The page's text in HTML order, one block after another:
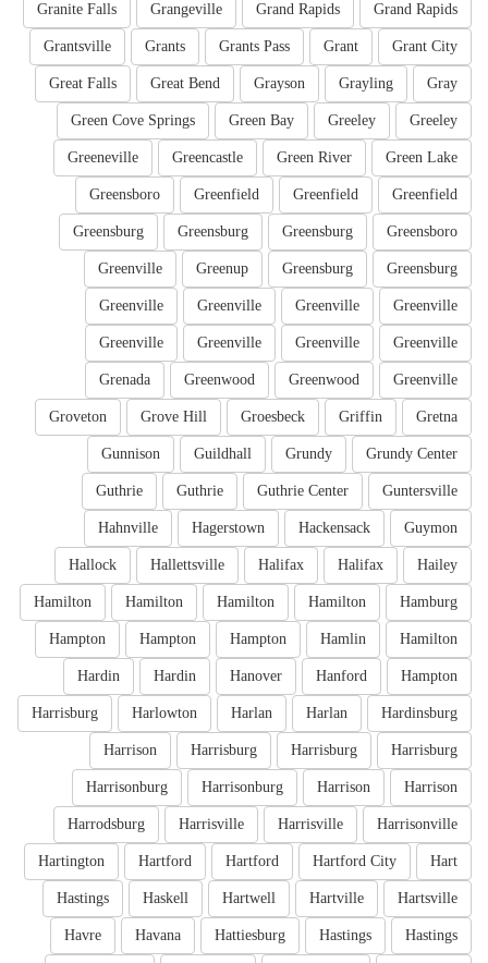
Grand Rapids
Grand Rapids
Grangeville
Granite Falls
Grant City
Grant
Grants Pass
Grants
Grantsville
Gray
Grayling
Grayson
Great Bend
Great Falls
Greeley
Greeley
Green Bay
Green Cove Springs
Green Lake
Green River
Greencastle
Greeneville
Greenfield
Greenfield
Greenfield
Greensboro
Greensboro
Greensburg
Greensburg
Greensburg
Greensburg
Greensburg
Greenup
Greenville
Greenville
Greenville
Greenville
Greenville
Greenville
Greenville
Greenville
Greenville
Greenville
Greenwood
Greenwood
Grenada
Gretna
Griffin
Groesbeck
Grove Hill
Groveton
Grundy Center
Grundy
Guildhall
Gunnison
Guntersville
Guthrie Center
Guthrie
Guthrie
Guymon
Hackensack
Hagerstown
Hahnville
Hailey
Halifax
Halifax
Hallettsville
Hallock
Hamburg
Hamilton
Hamilton
Hamilton
Hamilton
Hamilton
Hamlin
Hampton
Hampton
Hampton
Hampton
Hanford
Hanover
Hardin
Hardin
Hardinsburg
Harlan
Harlan
Harlowton
Harrisburg
Harrisburg
Harrisburg
Harrisburg
Harrison
Harrison
Harrison
Harrisonburg
Harrisonburg
Harrisonville
Harrisville
Harrisville
Harrodsburg
Hart
Hartford City
Hartford
Hartford
Hartington
Hartsville
Hartville
Hartwell
Haskell
Hastings
Hastings
Hastings
Hattiesburg
Havana
Havre